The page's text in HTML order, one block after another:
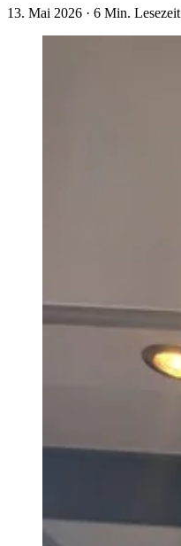
13. Mai 2026 · 6 Min. Lesezeit